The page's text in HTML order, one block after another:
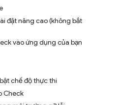
đặt nâng cao (không bắt
vào ứng dụng của bạn
chế độ thực thi
Check